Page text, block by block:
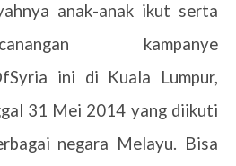
anak-anak ikut serta
kampanye
ini di Kuala Lumpur,
31 Mei 2014 yang diikuti
negara Melayu. Bisa